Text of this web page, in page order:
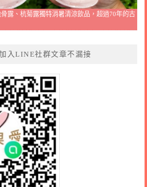
露、杭菊露獨特消暑清涼飲品，超過70年的古
入LINE社群文章不漏接